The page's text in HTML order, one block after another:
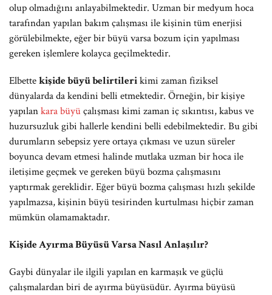
olup olmadığını anlayabilmektedir. Uzman bir medyum hoca
tarafından yapılan bakım çalışması ile kişinin tüm enerjisi
görülebilmekte, eğer bir büyü varsa bozum için yapılması
gereken işlemlere kolayca geçilmektedir.
Elbettekişide büyü belirtilerikimi zaman fiziksel
dünyalarda da kendini belli etmektedir. Örneğin, bir kişiye
yapılankara büyüçalışması kimi zaman iç sıkıntısı, kabus ve
huzursuzluk gibi hallerle kendini belli edebilmektedir. Bu gibi
durumların sebepsiz yere ortaya çıkması ve uzun süreler
boyunca devam etmesi halinde mutlaka uzman bir hoca ile
iletişime geçmek ve gereken büyü bozma çalışmasını
yaptırmak gereklidir. Eğer büyü bozma çalışması hızlı şekilde
yapılmazsa, kişinin büyü tesirinden kurtulması hiçbir zaman
mümkün olamamaktadır.
Kişide Ayırma Büyüsü Varsa Nasıl Anlaşılır?
Gaybi dünyalar ile ilgili yapılan en karmaşık ve güçlü
çalışmalardan biri de ayırma büyüsüdür. Ayırma büyüsü